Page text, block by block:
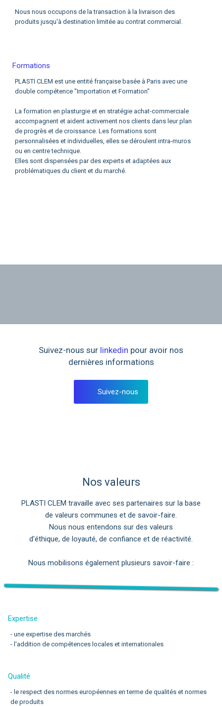
Nous nous occupons de la transaction à la livraison des
produits jusqu'à destination limitée au contrat commercial.
Formations
PLASTI CLEM est une entité française basée à Paris avec une
double compétence "Importation et Formation"
La formation en plasturgie et en stratégie achat-commerciale
accompagnent et aident activement nos clients dans leur plan
de progrès et de croissance. Les formations sont
personnalisées et individuelles, elles se déroulent intra-muros
ou en centre technique.
Elles sont dispensées par des experts et adaptées aux
problématiques du client et du marché.
Suivez-nous sur linkedin pour avoir nos
dernières informations
Suivez-nous
Nos valeurs
PLASTI CLEM travaille avec ses partenaires sur la base
de valeurs communes et de savoir-faire.
Nous nous entendons sur des valeurs
d'éthique, de loyauté, de confiance et de réactivité.
Nous mobilisons également plusieurs savoir-faire :
Expertise
- une expertise des marchés
- l'addition de compétences locales et internationales
Qualité
- le respect des normes européennes en terme de qualités et normes
de produits